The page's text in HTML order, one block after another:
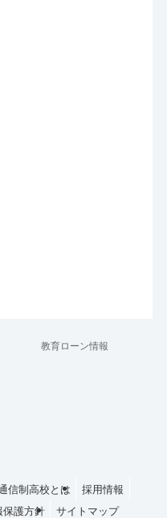
教育ローン情報
信制高校とは
採用情報
保護方針 サイトマップ